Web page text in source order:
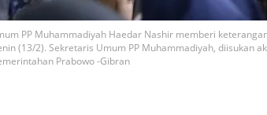
PP Muhammadiyah Haedar Nashir memberi
(13/2). Sekretaris Umum PP Muhammadiyah, diisukan
Prabowo -Gibran